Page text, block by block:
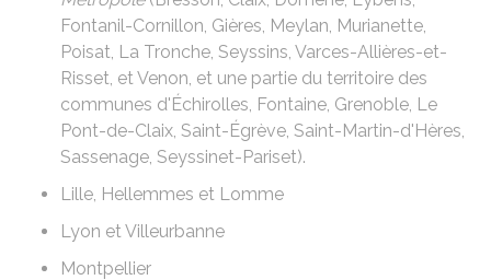
Fontanil-Cornillon, Gières, Meylan, Murianette,
Poisat, La Tronche, Seyssins, Varces-Allières-et-
Risset, et Venon, et une partie du territoire des
communes d'Échirolles, Fontaine, Grenoble, Le
Pont-de-Claix, Saint-Égrève, Saint-Martin-d'Hères,
Sassenage, Seyssinet-Pariset).
Lille, Hellemmes et Lomme
Lyon et Villeurbanne
Montpellier